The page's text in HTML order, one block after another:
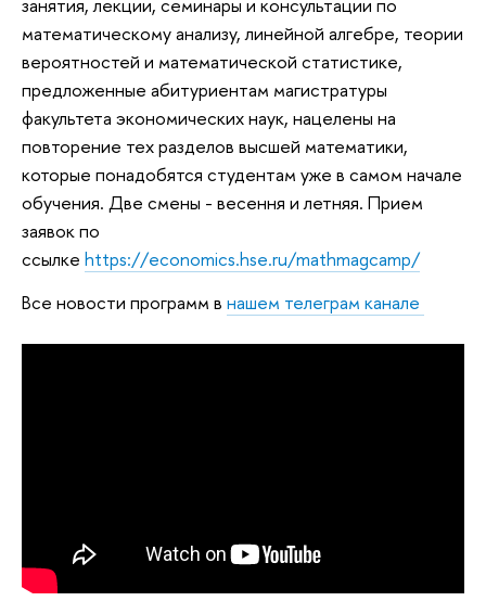
занятия, лекции, семинары и консультации по
математическому анализу, линейной алгебре, теории
вероятностей и математической статистике,
предложенные абитуриентам магистратуры
факультета экономических наук, нацелены на
повторение тех разделов высшей математики,
которые понадобятся студентам уже в самом начале
обучения. Две смены - весення и летняя. Прием
заявок по
ссылке https://economics.hse.ru/mathmagcamp/
Все новости программ в нашем телеграм канале